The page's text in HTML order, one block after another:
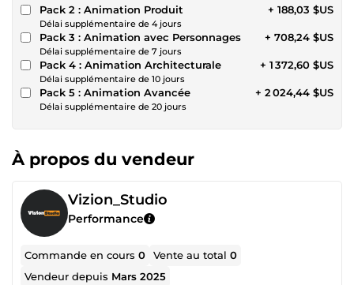
Pack 2 : Animation Produit
Délai supplémentaire de 4 jours
+ 188,03 $US
Pack 3 : Animation avec Personnages
Délai supplémentaire de 7 jours
+ 708,24 $US
Pack 4 : Animation Architecturale
Délai supplémentaire de 10 jours
+ 1 372,60 $US
Pack 5 : Animation Avancée
Délai supplémentaire de 20 jours
+ 2 024,44 $US
À propos du vendeur
Vizion_Studio
Performance
Commande en cours0 Vente au total0
Vendeur depuis Mars 2025